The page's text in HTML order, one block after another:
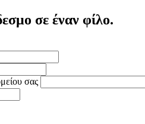
σε έναν φίλο.
σας